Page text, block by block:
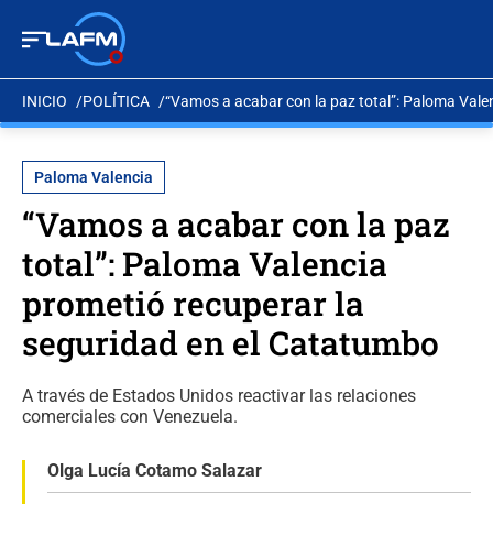
INICIO POLÍTICA “Vamos a acabar con la paz total”: Paloma
Paloma Valencia
“Vamos a acabar con la paz
total”: Paloma Valencia
prometió recuperar la
seguridad en el Catatumbo
A través de Estados Unidos reactivar las relaciones
comerciales con Venezuela.
Olga Lucía Cotamo Salazar